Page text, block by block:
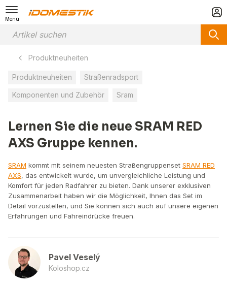
Menü
Produktneuheiten
Produktneuheiten Straßenradsport
Komponenten und Zubehör Sram
Lernen Sie die neue SRAM RED
AXS Gruppe kennen.
SRAM kommt mit seinem neuesten Straßengruppenset SRAM RED
AXS, das entwickelt wurde, um unvergleichliche Leistung und
Komfort für jeden Radfahrer zu bieten. Dank unserer exklusiven
Zusammenarbeit haben wir die Möglichkeit, Ihnen das Set im
Detail vorzustellen, und Sie können sich auch auf unsere eigenen
Erfahrungen und Fahreindrücke freuen.
Pavel Veselý
Koloshop.cz